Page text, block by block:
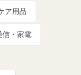
ア用品
信・家電